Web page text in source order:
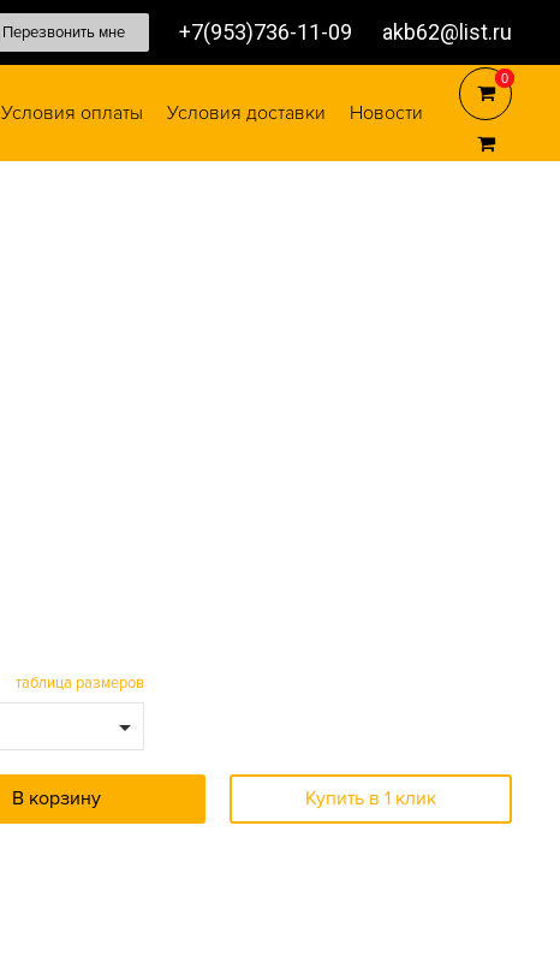
Перезвонить мне +7(953)736-11-09 akb62@list.ru
Условия оплаты Условия доставки Новости
0
0
таблица размеров
В корзину Купить в 1 клик